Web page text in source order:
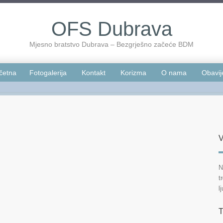
OFS Dubrava
Mjesno bratstvo Dubrava – Bezgrješno začeće BDM
Fotogalerija Kontakt Korizma O nama